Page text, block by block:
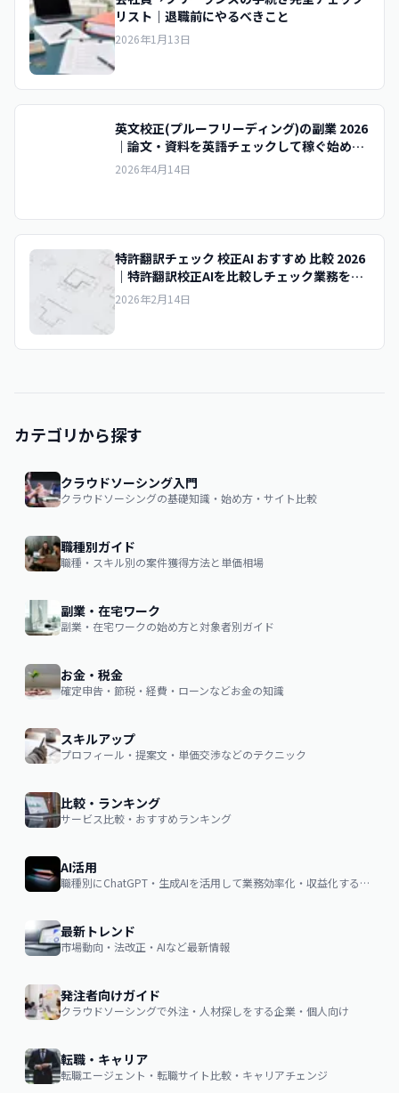
リスト｜退職前にやるべきこと
2026年1月13日
英文校正(プルーフリーディング)の副業 2026
｜論文・資料を英語チェックして稼ぐ始め方
と単価
2026年4月14日
特許翻訳チェック 校正AI おすすめ 比較 2026
｜特許翻訳校正AIを比較しチェック業務を高
単価化
2026年2月14日
カテゴリから探す
クラウドソーシング入門
クラウドソーシングの基礎知識・始め方・サイト比較
職種別ガイド
職種・スキル別の案件獲得方法と単価相場
副業・在宅ワーク
副業・在宅ワークの始め方と対象者別ガイド
お金・税金
確定申告・節税・経費・ローンなどお金の知識
スキルアップ
プロフィール・提案文・単価交渉などのテクニック
比較・ランキング
サービス比較・おすすめランキング
AI活用
職種別にChatGPT・生成AIを活用して業務効率化・収益化するノウハウ
最新トレンド
市場動向・法改正・AIなど最新情報
発注者向けガイド
クラウドソーシングで外注・人材探しをする企業・個人向け
転職・キャリア
転職エージェント・転職サイト比較・キャリアチェンジ